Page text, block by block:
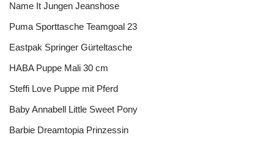
Name It Jungen Jeanshose
Puma Sporttasche Teamgoal 23
Eastpak Springer Gürteltasche
HABA Puppe Mali 30 cm
Steffi Love Puppe mit Pferd
Baby Annabell Little Sweet Pony
Barbie Dreamtopia Prinzessin